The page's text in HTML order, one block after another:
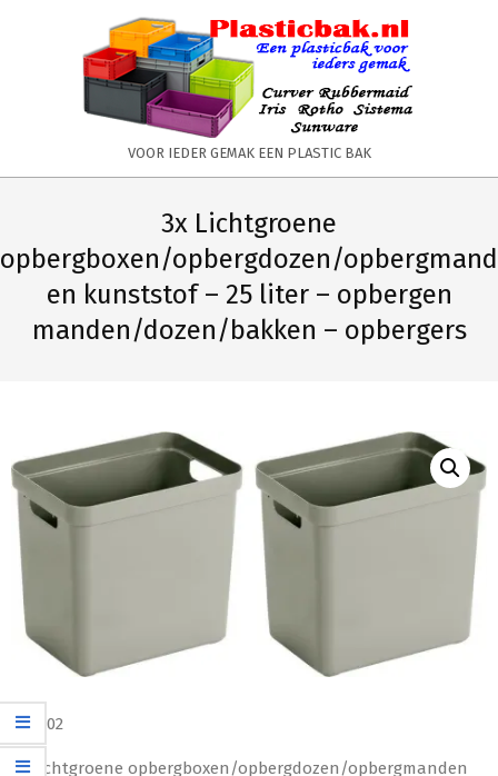
PLASTICBAK.NL
VOOR IEDER GEMAK EEN PLASTIC BAK
Menu
Menu
3x Lichtgroene
opbergboxen/opbergdozen/opbergmand
en kunststof – 25 liter – opbergen
manden/dozen/bakken – opbergers
€42,02
3x Lichtgroene opbergboxen/opbergdozen/opbergmanden